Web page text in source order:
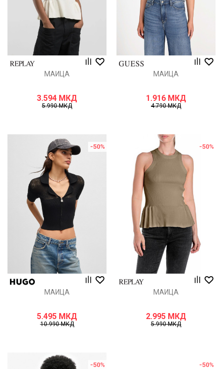
МАИЦА
3.594 МКД
5.990МКД
МАИЦА
1.916 МКД
4.790МКД
-50%
МАИЦА
5.495 МКД
10.990МКД
-50%
МАИЦА
2.995 МКД
5.990МКД
-50% -50%